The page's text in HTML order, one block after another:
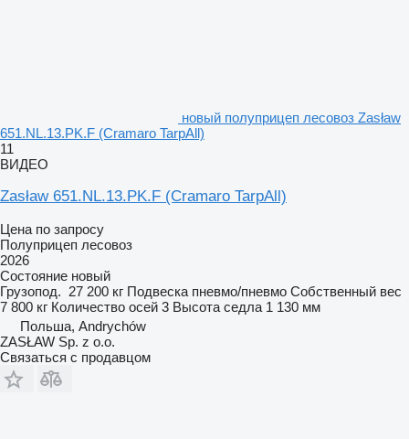
новый полуприцеп лесовоз Zasław
651.NL.13.PK.F (Cramaro TarpAll)
11
ВИДЕО
Zasław 651.NL.13.PK.F (Cramaro TarpAll)
Цена по запросу
Полуприцеп лесовоз
2026
Состояние новый
Грузопод. 27 200 кг Подвеска пневмо/пневмо Собственный вес
7 800 кг Количество осей 3 Высота седла 1 130 мм
Польша, Andrychów
ZASŁAW Sp. z o.o.
Связаться с продавцом